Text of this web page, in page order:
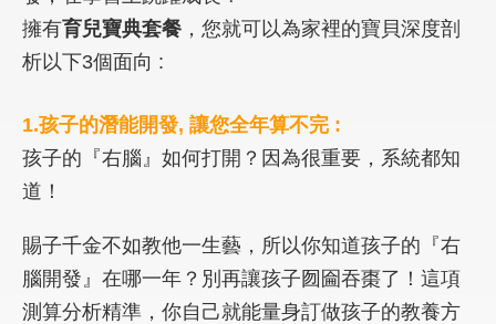
擁有育兒寶典套餐 ，您就可以為家裡的寶貝深度剖
析以下3個面向 :
1.孩子的潛能開發, 讓您全年算不完 :
孩子的『右腦』如何打開？因為很重要，系統都知
道！
賜子千金不如教他一生藝，所以你知道孩子的『右
腦開發』在哪一年？別再讓孩子囫圇吞棗了！這項
測算分析精準，你自己就能量身訂做孩子的教養方